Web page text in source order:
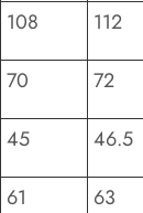
108 112
70 72
45 46.5
61 63